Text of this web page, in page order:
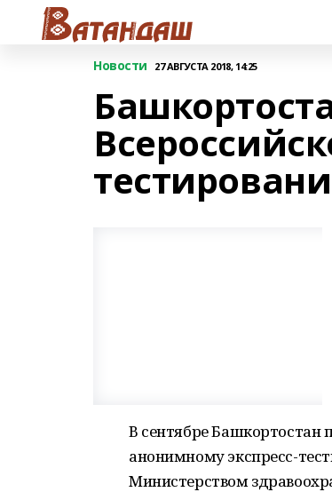
Новости 27 АВГУСТА 2018, 14:25
В сентябре Башкортостан
анонимному экспресс-
Министерством